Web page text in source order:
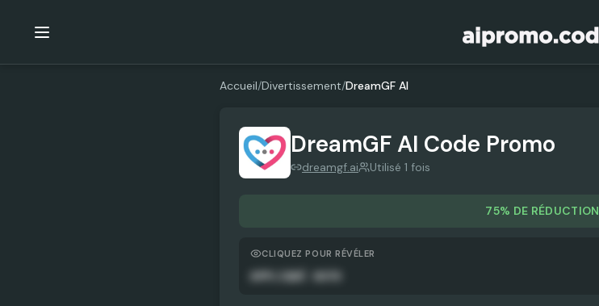
Accueil/Divertissement/DreamGF AI
DreamGF AI Code Promo
dreamgf.ai Utilisé 1 fois
75% DE RÉDUCTION
CLIQUEZ POUR RÉVÉLER